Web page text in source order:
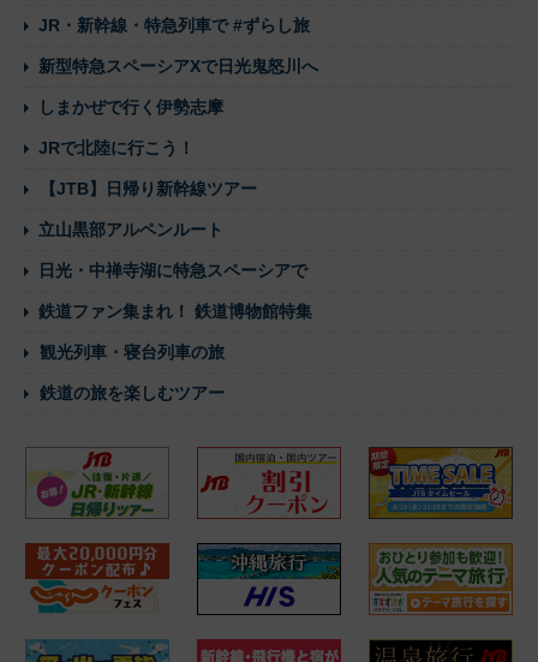
JR・新幹線・特急列車で #ずらし旅
新型特急スペーシアXで日光鬼怒川へ
しまかぜで行く伊勢志摩
JRで北陸に行こう！
【JTB】日帰り新幹線ツアー
立山黒部アルペンルート
日光・中禅寺湖に特急スペーシアで
鉄道ファン集まれ！ 鉄道博物館特集
観光列車・寝台列車の旅
鉄道の旅を楽しむツアー